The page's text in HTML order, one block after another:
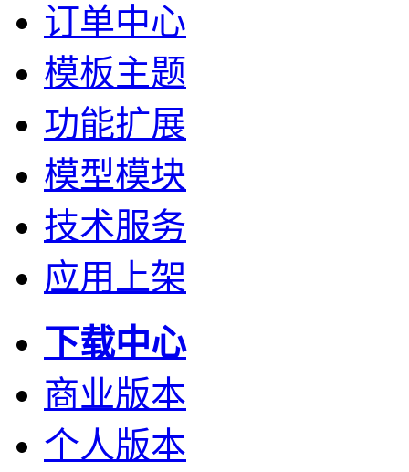
订单中心
模板主题
功能扩展
模型模块
技术服务
应用上架
下载中心
商业版本
个人版本